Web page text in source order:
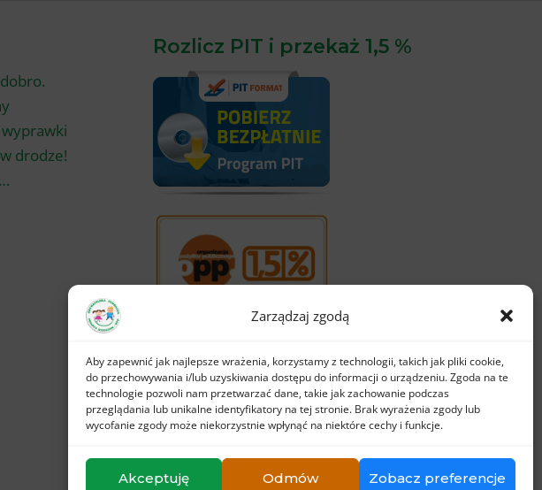
Zarządzaj zgodą
Aby zapewnić jak najlepsze wrażenia, korzystamy z technologii, takich jak pliki cookie,
do przechowywania i/lub uzyskiwania dostępu do informacji o urządzeniu. Zgoda na te
technologie pozwoli nam przetwarzać dane, takie jak zachowanie podczas
przeglądania lub unikalne identyfikatory na tej stronie. Brak wyrażenia zgody lub
wycofanie zgody może niekorzystnie wpłynąć na niektóre cechy i funkcje.
Akceptuję Odmów Zobacz preferencje
drodze!
Rozlicz PIT i przekaż 1,5 %